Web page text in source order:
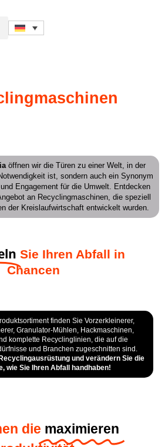
öffnen wir die Türen zu einer Welt, in der
ist, sondern auch ein Synonym
Engagement für die Umwelt. Entdecken
an Recyclingmaschinen, die speziell
der Kreislaufwirtschaft entwickelt wurden.
Sie Ihren Abfall in
Chancen
finden Sie Vorzerkleinerer,
Granulator-Mühlen, Hackmaschinen,
komplette Recyclinglinien, die auf die
und Branchen zugeschnitten sind.
und verändern Sie die
wie Sie Ihren Abfall handhaben!
die maximieren